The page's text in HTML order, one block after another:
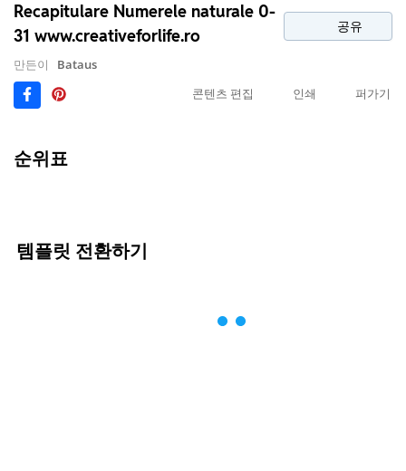
Recapitulare Numerele naturale 0-
31 www.creativeforlife.ro
공유
만든이
Bataus
콘텐츠 편집
인쇄 퍼가기
순위표
템플릿 전환하기